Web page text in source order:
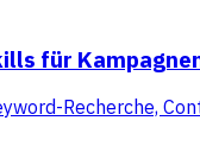
für
Recherche,